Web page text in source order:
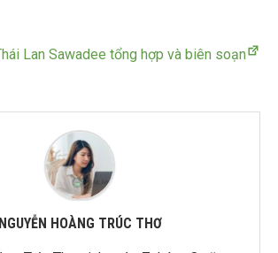
Lan Sawadee tổng hợp và biên soạn
NGUYỄN HOÀNG TRÚC THƠ